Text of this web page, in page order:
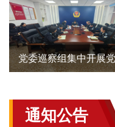
通知公告